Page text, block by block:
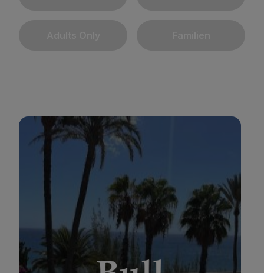
BULL BOUTIQUE CASAS CARMEN